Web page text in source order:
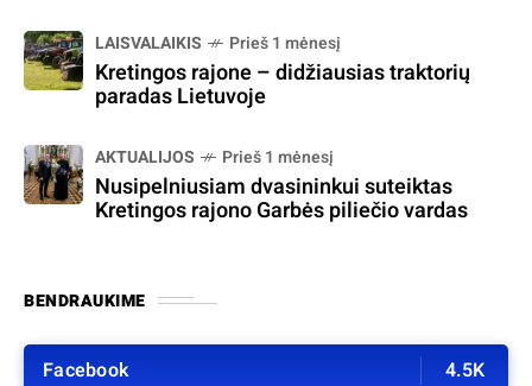
LAISVALAIKIS Prieš 1 mėnesį
Kretingos rajone – didžiausias traktorių
paradas Lietuvoje
AKTUALIJOS Prieš 1 mėnesį
Nusipelniusiam dvasininkui suteiktas
Kretingos rajono Garbės piliečio vardas
BENDRAUKIME
Facebook 4.5K